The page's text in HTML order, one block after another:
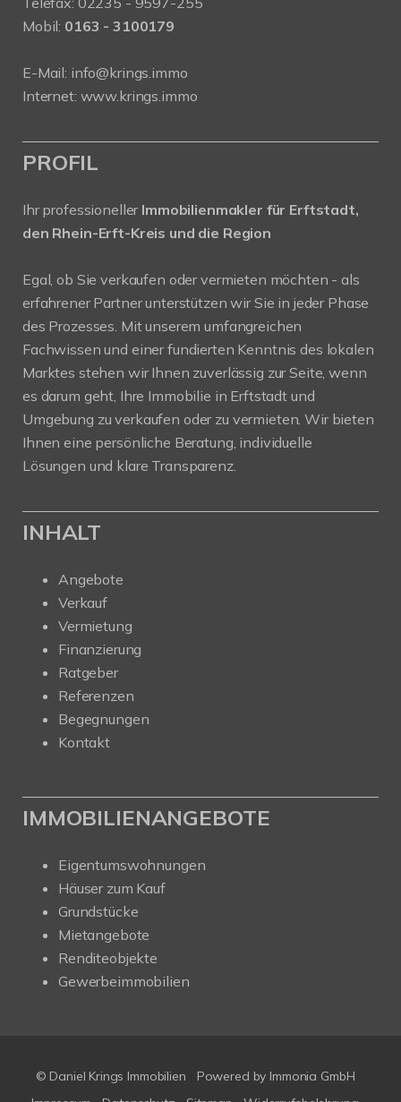
Mobil: 0163 - 3100179
E-Mail: info@krings.immo
Internet: www.krings.immo
PROFIL
Ihr professioneller Immobilienmakler für Erftstadt,
den Rhein-Erft-Kreis und die Region
Egal, ob Sie verkaufen oder vermieten möchten - als
erfahrener Partner unterstützen wir Sie in jeder Phase
des Prozesses. Mit unserem umfangreichen
Fachwissen und einer fundierten Kenntnis des lokalen
Marktes stehen wir Ihnen zuverlässig zur Seite, wenn
es darum geht, Ihre Immobilie in Erftstadt und
Umgebung zu verkaufen oder zu vermieten. Wir bieten
Ihnen eine persönliche Beratung, individuelle
Lösungen und klare Transparenz.
INHALT
Angebote
Verkauf
Vermietung
Finanzierung
Ratgeber
Referenzen
Begegnungen
Kontakt
IMMOBILIENANGEBOTE
Eigentumswohnungen
Häuser zum Kauf
Grundstücke
Mietangebote
Renditeobjekte
Gewerbeimmobilien
© Daniel Krings Immobilien
Powered by Immonia GmbH